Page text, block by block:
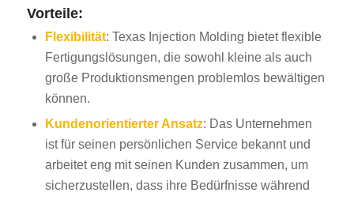
Vorteile:
Flexibilität: Texas Injection Molding bietet flexible
Fertigungslösungen, die sowohl kleine als auch
große Produktionsmengen problemlos bewältigen
können.
Kundenorientierter Ansatz: Das Unternehmen
ist für seinen persönlichen Service bekannt und
arbeitet eng mit seinen Kunden zusammen, um
sicherzustellen, dass ihre Bedürfnisse während